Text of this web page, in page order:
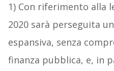
1) Con riferimento alla
2020 sarà perseguita
espansiva, senza
finanza pubblica, e, in